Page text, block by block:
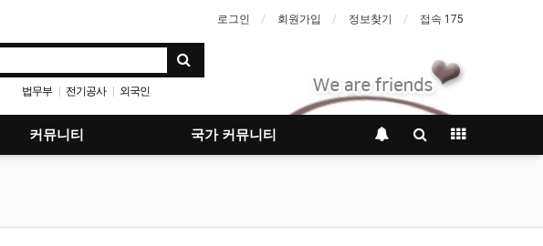
로그인 회원가입 정보찾기 접속 175
법무부 전기공사 외국인
커뮤니티 국가 커뮤니티